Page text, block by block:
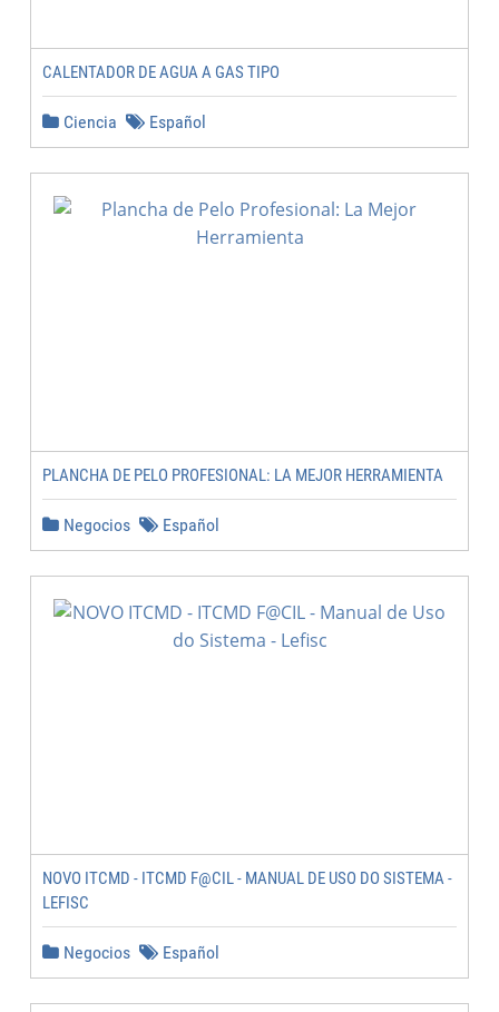
CALENTADOR DE AGUA A GAS TIPO
Ciencia Español
PLANCHA DE PELO PROFESIONAL: LA MEJOR HERRAMIENTA
Negocios Español
NOVO ITCMD - ITCMD F@CIL - MANUAL DE USO DO SISTEMA -
LEFISC
Negocios Español